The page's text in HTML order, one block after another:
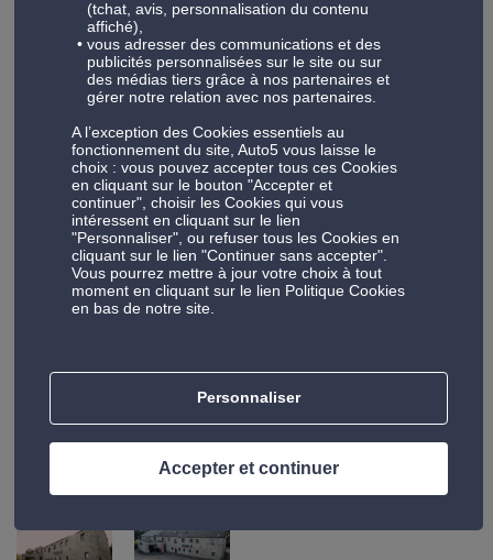
l'entretien voiture et l'équipement auto aux meilleurs prix.
Pour entretenir votre voiture, Auto5, c'est un large choix de
prestations auto-sur-mesure : vidange auto, batterie,
freinage, climatisation et immatriculation. Nos services
s'adressent tant aux particuliers qu'aux professionnels, car
nous offrons un accompagnement adapté aux véhicules
professionnels et aux flottes d'entreprise. Découvrez aussi
toute la gamme de produits Auto5 :pneu, pièce auto;
autoradio, coffre de toit, porte-vélo, jantes et tuning,
outillage, huiles…
Découvrez notre atelier automobile à Bouge
révèle notre expertise, nos méthodes de travail
novatrices à la pointe de la technologie et notre
engagement. Parcourez nos installations virtuellement et
n'hésitez pas à nous rendre visite pour une expérience tout
(tchat, avis, personnalisation du contenu
affiché),
vous adresser des communications et des
publicités personnalisées sur le site ou sur
des médias tiers grâce à nos partenaires et
gérer notre relation avec nos partenaires.
A l’exception des Cookies essentiels au
fonctionnement du site, Auto5 vous laisse le
choix : vous pouvez accepter tous ces Cookies
en cliquant sur le bouton "Accepter et
continuer", choisir les Cookies qui vous
intéressent en cliquant sur le lien
"Personnaliser", ou refuser tous les Cookies en
cliquant sur le lien "Continuer sans accepter".
Vous pourrez mettre à jour votre choix à tout
moment en cliquant sur le lien Politique Cookies
en bas de notre site.
Personnaliser
Accepter et continuer